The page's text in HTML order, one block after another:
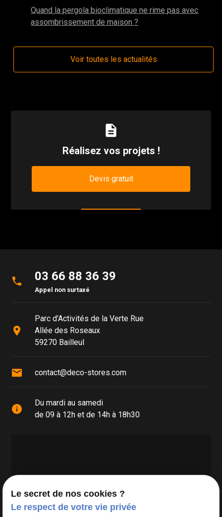
Quand la pergola bioclimatique ne rime pas avec
assombrissement de maison ?
Voir toutes les actualités
description
Réalisez vos projets !
Devis gratuit
phone 03 66 88 36 39
Appel non surtaxé
place
Parc d'Activités de la Verte Rue
Allée des Roseaux
59270 Bailleul
mail contact@deco-stores.com
info
Du mardi au samedi
de 09 à 12h et de 14h à 18h30
Google Maps Search API est désactivé.
Le secret de nos cookies ?
Le respect de votre vie privée